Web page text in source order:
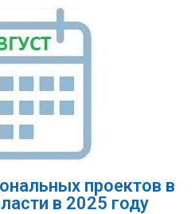
проектов в
в 2025 году